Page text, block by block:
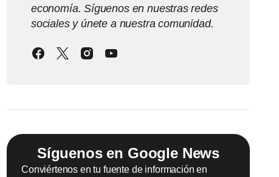
economía. Síguenos en nuestras redes
sociales y únete a nuestra comunidad.
Síguenos en Google News
Conviértenos en tu fuente de información en